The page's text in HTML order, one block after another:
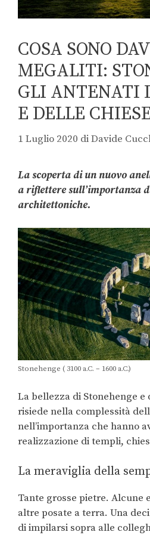
COSA SONO
MEGALITI:
GLI ANTENATI
E DELLE
1 Luglio 2020 diDavide
La scoperta di un nuovo
a riflettere sull’importanza
architettoniche.
Stonehenge ( 3100 a.C. – 1600 a.C.)
La bellezza di Stonehenge
risiede nella complessità
nell’importanza che hanno
realizzazione di templi,
La meraviglia della
Tante grosse pietre. Alcune
altre posate a terra. Una
di impilarsi sopra alle